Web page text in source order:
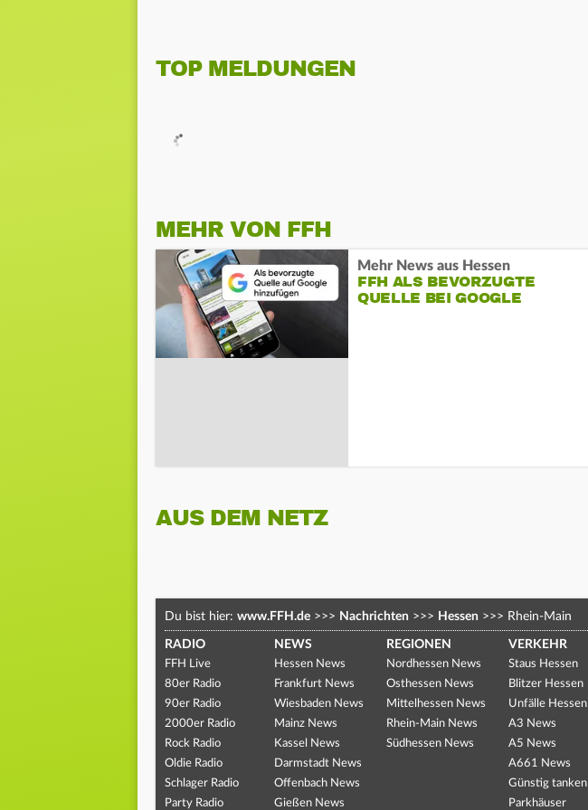
TOP MELDUNGEN
MEHR VON FFH
Mehr News aus Hessen
FFH ALS BEVORZUGTE
QUELLE BEI GOOGLE
AUS DEM NETZ
Du bist hier: www.FFH.de >>> Nachrichten >>> Hessen >>> Rhein-Main
RADIO
FFH Live
80er Radio
90er Radio
2000er Radio
Rock Radio
Oldie Radio
Schlager Radio
Party Radio
NEWS
Hessen News
Frankfurt News
Wiesbaden News
Mainz News
Kassel News
Darmstadt News
Offenbach News
Gießen News
REGIONEN
Nordhessen News
Osthessen News
Mittelhessen News
Rhein-Main News
Südhessen News
VERKEHR
Staus Hessen
Blitzer Hessen
Unfälle Hessen
A3 News
A5 News
A661 News
Günstig tanken
Parkhäuser